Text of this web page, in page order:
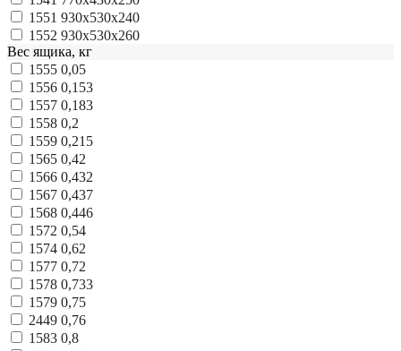
1551 930х530х240
1552 930х530х260
Вес ящика, кг
1555 0,05
1556 0,153
1557 0,183
1558 0,2
1559 0,215
1565 0,42
1566 0,432
1567 0,437
1568 0,446
1572 0,54
1574 0,62
1577 0,72
1578 0,733
1579 0,75
2449 0,76
1583 0,8